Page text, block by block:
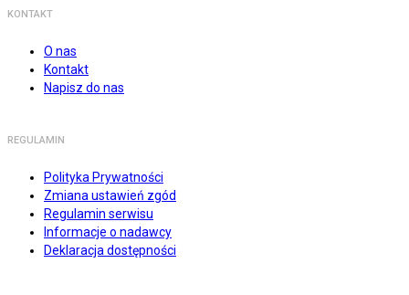
KONTAKT
O nas
Kontakt
Napisz do nas
REGULAMIN
Polityka Prywatności
Zmiana ustawień zgód
Regulamin serwisu
Informacje o nadawcy
Deklaracja dostępności